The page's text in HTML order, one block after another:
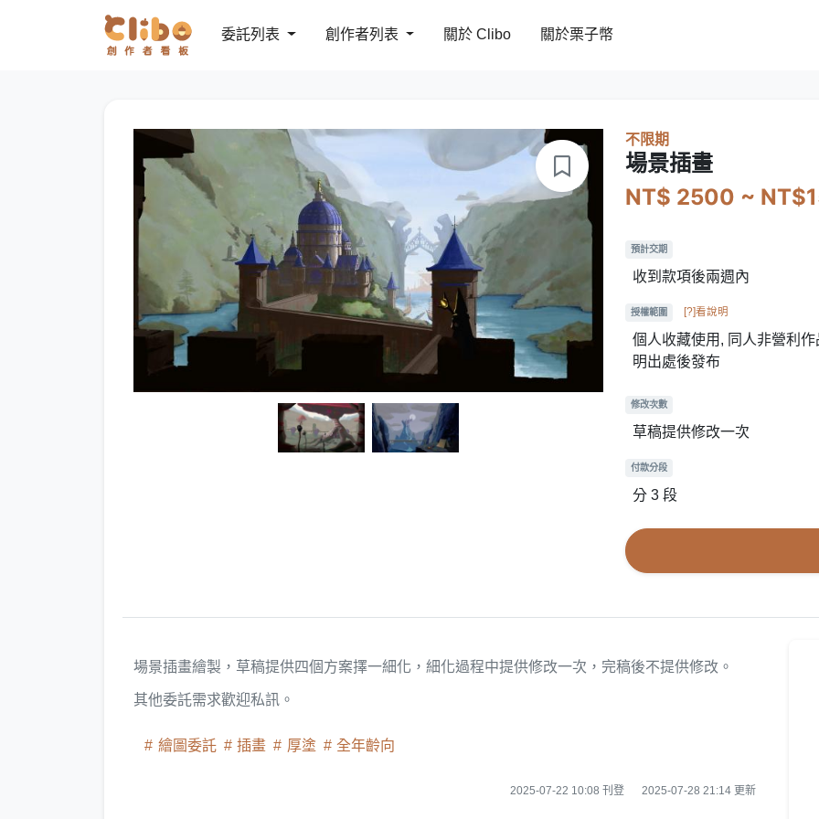
委託列表 創作者列表 關於 Clibo 關於栗子幣
不限期
場景插畫
NT$ 2500 ~
預計交期
收到款項後兩週內
授權範圍 [?]看說明
個人收藏使用, 同人非營利
明出處後發布
修改次數
草稿提供修改一次
付款分段
分 3 段
場景插畫繪製，草稿提供四個方案擇一細化，細化過程中提供修改一次，完稿後不提供修改。
其他委託需求歡迎私訊。
繪圖委託 插畫 厚塗 全年齡向
2025-07-22 10:08 刊登 2025-07-28 21:14 更新